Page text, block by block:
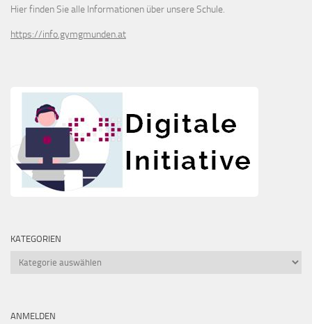
Hier finden Sie alle Informationen über unsere Schule.
https://info.gymgmunden.at
KATEGORIEN
Kategorien
ANMELDEN